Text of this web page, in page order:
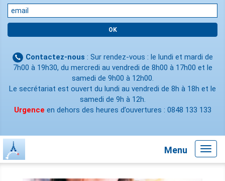
Contactez-nous : Sur rendez-vous : le lundi et mardi de
7h00 à 19h30, du mercredi au vendredi de 8h00 à 17h00 et le
samedi de 9h00 à 12h00.
Le secrétariat est ouvert du lundi au vendredi de 8h à 18h et le
samedi de 9h à 12h.
Urgence en dehors des heures d’ouvertures : 0848 133 133
Menu